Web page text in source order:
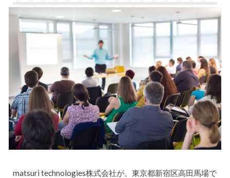
matsuri technologies株式会社が、東京都新宿区高田馬場で